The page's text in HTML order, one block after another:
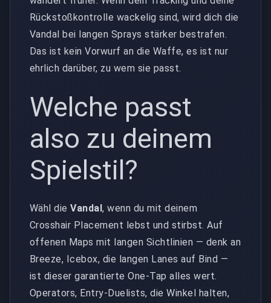
Rückstoßkontrolle wackelig sind, wird dich die
Vandal bei langen Sprays stärker bestrafen.
Das ist kein Vorwurf an die Waffe, es ist nur
ehrlich darüber, zu wem sie passt.
Welche passt
also zu deinem
Spielstil?
Wähl dieVandal, wenn du mit deinem
Crosshair Placement lebst und stirbst. Auf
offenen Maps mit langen Sichtlinien — denk an
Breeze, Icebox, die langen Lanes auf Bind —
ist dieser garantierte One-Tap alles wert.
Operators, Entry-Duelists, die Winkel halten,